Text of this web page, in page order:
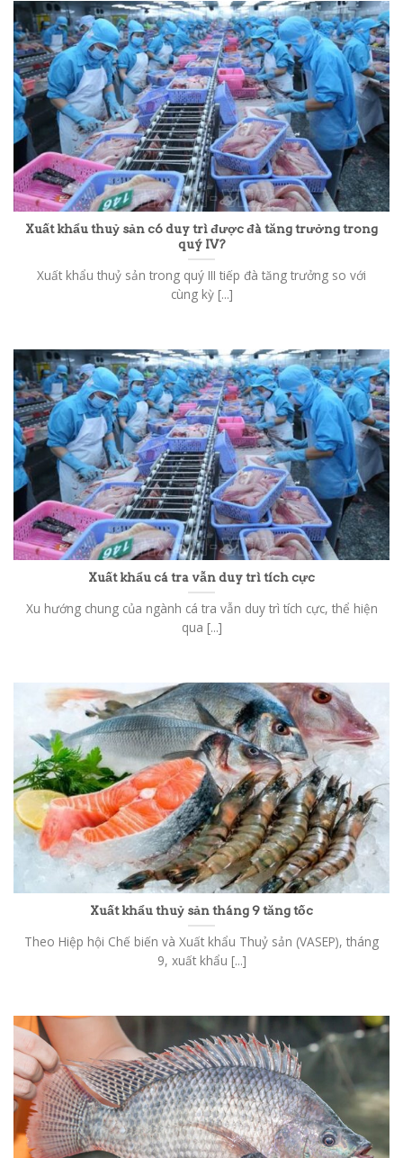
Xuất khẩu thuỷ sản có duy trì được đà tăng trưởng trong
quý IV?
Xuất khẩu thuỷ sản trong quý III tiếp đà tăng trưởng so với
cùng kỳ [...]
Xuất khẩu cá tra vẫn duy trì tích cực
Xu hướng chung của ngành cá tra vẫn duy trì tích cực, thể hiện
qua [...]
Xuất khẩu thuỷ sản tháng 9 tăng tốc
Theo Hiệp hội Chế biến và Xuất khẩu Thuỷ sản (VASEP), tháng
9, xuất khẩu [...]